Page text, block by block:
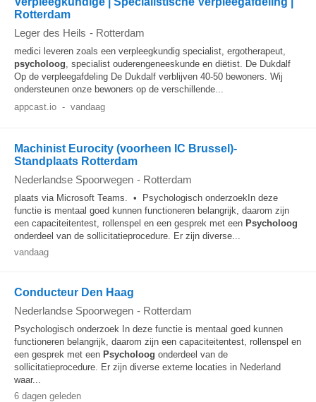
Rotterdam
Leger des Heils - Rotterdam
medici leveren zoals een verpleegkundig specialist, ergotherapeut,
psycholoog, specialist ouderengeneeskunde en diëtist. De Dukdalf
Op de verpleegafdeling De Dukdalf verblijven 40-50 bewoners. Wij
ondersteunen onze bewoners op de verschillende...
appcast.io - vandaag
Machinist Eurocity (voorheen IC Brussel)-
Standplaats Rotterdam
Nederlandse Spoorwegen - Rotterdam
plaats via Microsoft Teams. • Psychologisch onderzoekIn deze
functie is mentaal goed kunnen functioneren belangrijk, daarom zijn
een capaciteitentest, rollenspel en een gesprek met een Psycholoog
onderdeel van de sollicitatieprocedure. Er zijn diverse...
vandaag
Conducteur Den Haag
Nederlandse Spoorwegen - Rotterdam
Psychologisch onderzoek In deze functie is mentaal goed kunnen
functioneren belangrijk, daarom zijn een capaciteitentest, rollenspel en
een gesprek met een Psycholoog onderdeel van de
sollicitatieprocedure. Er zijn diverse externe locaties in Nederland
waar...
6 dagen geleden